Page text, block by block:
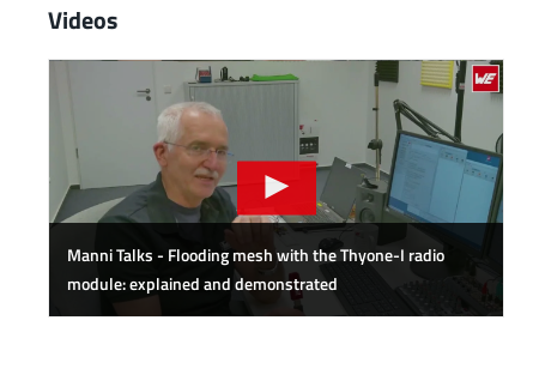
Videos
Manni Talks - Flooding mesh with the Thyone-I radio
module: explained and demonstrated